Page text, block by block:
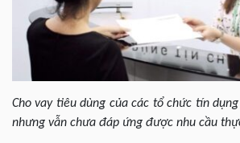
Cho vay tiêu dùng của các tổ chức tín
nhưng vẫn chưa đáp ứng được nhu cầu